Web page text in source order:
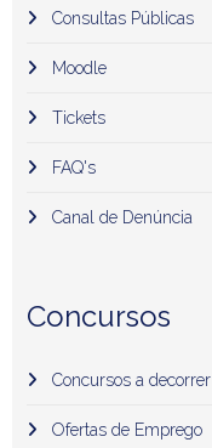
Consultas Públicas
Moodle
Tickets
FAQ's
Canal de Denúncia
Concursos
Concursos a decorrer
Ofertas de Emprego